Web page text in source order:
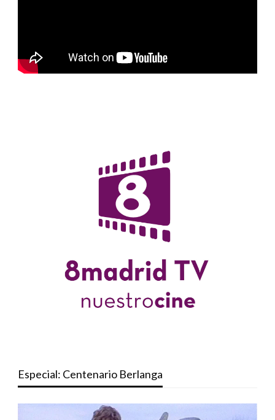
Especial: Centenario Berlanga